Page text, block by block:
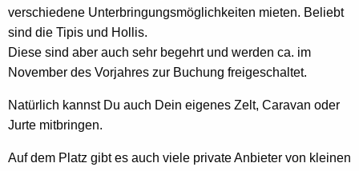
verschiedene Unterbringungsmöglichkeiten mieten. Beliebt
sind die Tipis und Hollis.
Diese sind aber auch sehr begehrt und werden ca. im
November des Vorjahres zur Buchung freigeschaltet.
Natürlich kannst Du auch Dein eigenes Zelt, Caravan oder
Jurte mitbringen.
Auf dem Platz gibt es auch viele private Anbieter von kleinen